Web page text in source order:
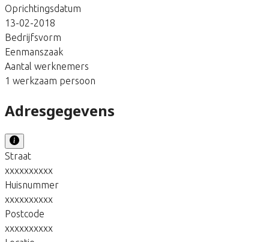
Oprichtingsdatum
13-02-2018
Bedrijfsvorm
Eenmanszaak
Aantal werknemers
1 werkzaam persoon
Adresgegevens
Straat
xxxxxxxxxx
Huisnummer
xxxxxxxxxx
Postcode
xxxxxxxxxx